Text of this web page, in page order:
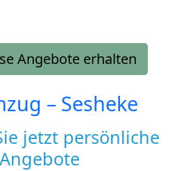
Angebote erhalten
– Sesheke
jetzt persönliche
Angebote